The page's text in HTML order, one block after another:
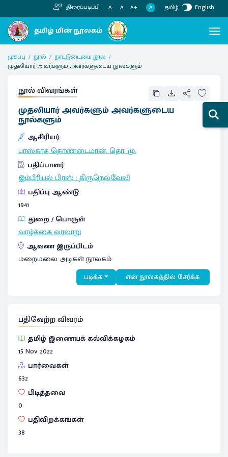
திரைப்படிப்பி A- A A+ A தமிழ் English
முகப்பு நூல்
நாட்டுடைமை நூல்
முதலியார் அவர்களும் அவர்களுடைய நூல்களும்
நூல் விவரங்கள்
முதலியார் அவர்களும் அவர்களுடைய
நூல்களும்
ஆசிரியர்
பாஸ்கரத் தொண்டைமான், தொ. மு.
பதிப்பாளர்
இம்பீரியல் பிரஸ்:திருநெல்வேலி
பதிப்பு ஆண்டு
1941
துறை / பொருள்
வாழ்க்கை வரலாறு
ஆவண இருப்பிடம்
மறைமலை அடிகள் நூலகம்
படிக்க என் நூலகத்தில் சேர்க்க
பதிவேற்ற விவரம்
தமிழ் இணையக் கல்விக்கழகம்
15 Nov 2022
பார்வைகள்
632
பிடித்தவை
0
பதிவிறக்கங்கள்
38